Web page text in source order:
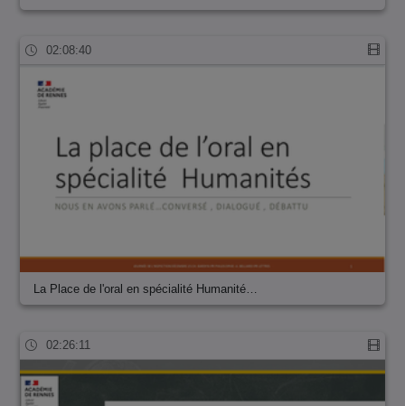
02:08:40
La Place de l'oral en spécialité Humanité…
02:26:11